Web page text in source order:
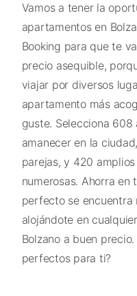
Vamos a tener la
apartamentos en
Booking para que te
precio asequible,
viajar por diversos
apartamento más
guste. Selecciona
amanecer en la
parejas, y 420
numerosas. Ahorra en
perfecto se encuentra
alojándote en
Bolzano a buen
perfectos para ti?